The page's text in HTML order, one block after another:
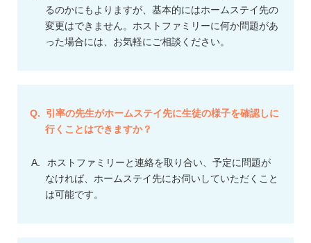
るのかにもよりますが、基本的にはホームステイ先の
変更はできません。ホストファミリーに何か問題があ
った場合には、お気軽にご相談ください。
引率の先生がホームステイ先に生徒の様子を確認しに
行くことはできますか？
ホストファミリーと連絡を取り合い、予定に問題が
なければ、ホームステイ先にお伺いしていただくこと
は可能です。